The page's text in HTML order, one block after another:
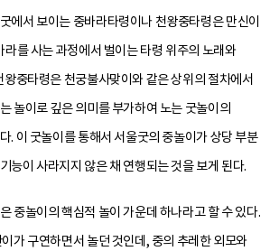
에서 보이는 중바라타령이나 천왕중타령은 만신이
라를 사는 과정에서 벌이는 타령 위주의 노래와
왕중타령은 천궁불사맞이와 같은 상위의 절차에서
놀이로 깊은 의미를 부가하여 노는 굿놀이의
. 이 굿놀이를 통해서 서울굿의 중놀이가 상당 부분
능이 사라지지 않은 채 연행되는 것을 보게 된다.
중놀이의 핵심적 놀이 가운데 하나라고 할 수 있다.
가 구연하면서 놀던 것인데, 중의 추레한 외모와